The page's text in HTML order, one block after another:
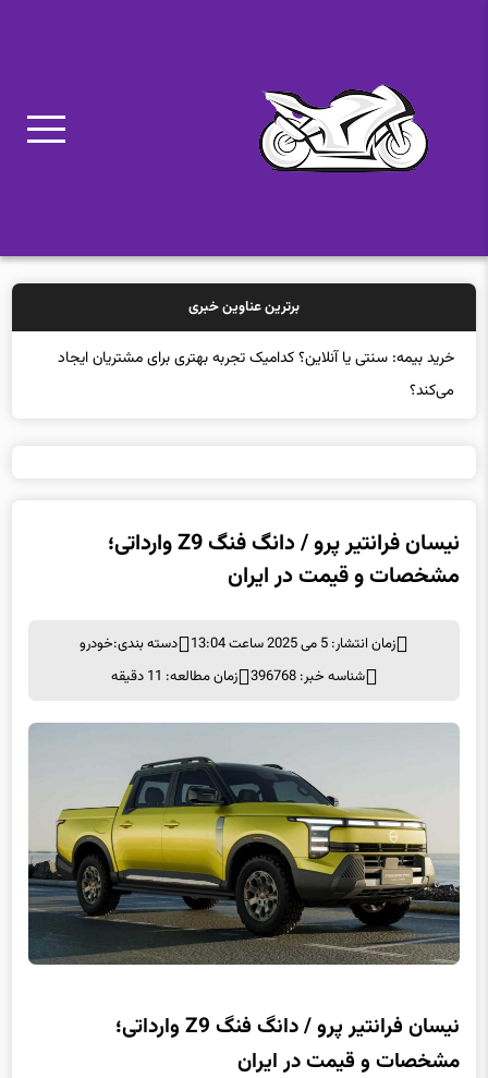
برترین عناوین خبری
خرید بیمه
مشخصات و قیمت در ایران
شناسه خبر: 396768
زمان مطالعه: 11 دقیقه
مشخصات و قیمت در ایران